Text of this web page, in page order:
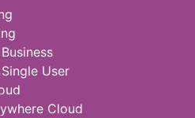
User
Cloud